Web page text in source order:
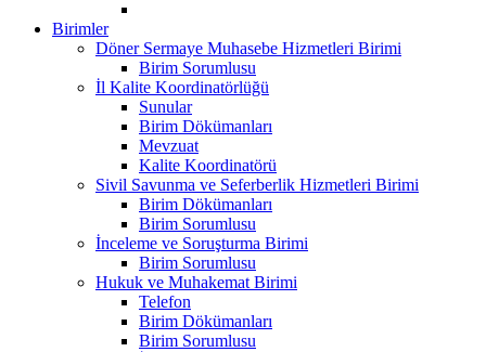
Birimler
Döner Sermaye Muhasebe Hizmetleri Birimi
Birim Sorumlusu
İl Kalite Koordinatörlüğü
Sunular
Birim Dökümanları
Mevzuat
Kalite Koordinatörü
Sivil Savunma ve Seferberlik Hizmetleri Birimi
Birim Dökümanları
Birim Sorumlusu
İnceleme ve Soruşturma Birimi
Birim Sorumlusu
Hukuk ve Muhakemat Birimi
Telefon
Birim Dökümanları
Birim Sorumlusu